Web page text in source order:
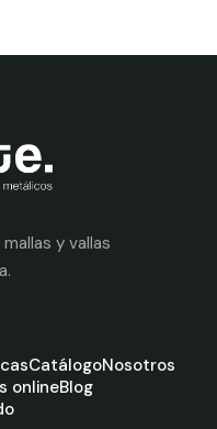
y vallas
CatálogoNosotros
onlineBlog